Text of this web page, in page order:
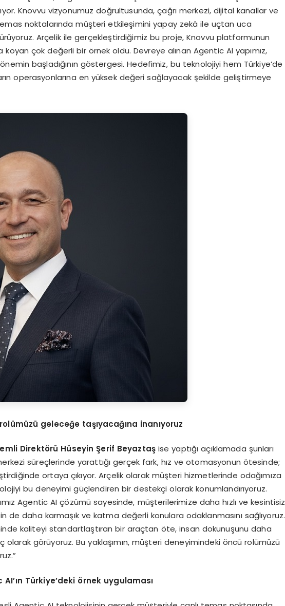
Knovvu vizyonumuz doğrultusunda, çağrı merkezi, dijital kanallar ve
noktalarında müşteri etkileşimini yapay zekâ ile uçtan uca
Arçelik ile gerçekleştirdiğimiz bu proje, Knovvu platformunun
çok değerli bir örnek oldu. Devreye alınan Agentic AI yapımız,
başladığının göstergesi. Hedefimiz, bu teknolojiyi hem Türkiye’de
operasyonlarına en yüksek değeri sağlayacak şekilde geliştirmeye
geleceğe taşıyacağına inanıyoruz
Direktörü Hüseyin Şerif Beyaztaş ise yaptığı açıklamada şunları
süreçlerinde yarattığı gerçek fark, hız ve otomasyonun ötesinde;
ortaya çıkıyor. Arçelik olarak müşteri hizmetlerinde odağımıza
bu deneyimi güçlendiren bir destekçi olarak konumlandırıyoruz.
Agentic AI çözümü sayesinde, müşterilerimize daha hızlı ve kesintisiz
de daha karmaşık ve katma değerli konulara odaklanmasını sağlıyoruz.
kaliteyi standartlaştıran bir araçtan öte, insan dokunuşunu daha
olarak görüyoruz. Bu yaklaşımın, müşteri deneyimindeki öncü rolümüzü
Türkiye’deki örnek uygulaması